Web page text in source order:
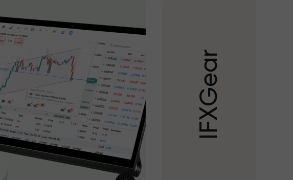
I
F
X
G
e
a
r